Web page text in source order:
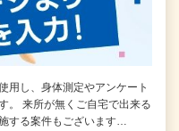
用し、身体測定やアンケート
。 来所が無くご自宅で出来る
する案件もございます…